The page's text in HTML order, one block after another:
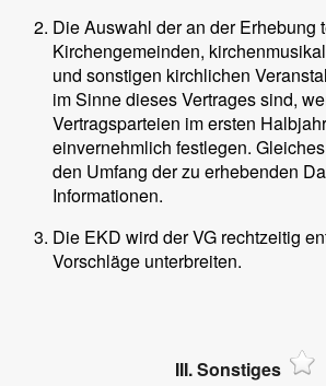
Die Auswahl der an der Erhebung
Kirchengemeinden,
und sonstigen kirchlichen
im Sinne dieses Vertrages sind,
Vertragsparteien im ersten
einvernehmlich festlegen.
den Umfang der zu erhebenden
Informationen.
Die EKD wird der VG rechtzeitig
Vorschläge unterbreiten.
III. Sonstiges